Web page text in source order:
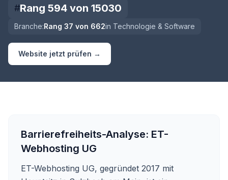
#Rang 594 von 15030
Branche:Rang 37 von 662in Technologie & Software
Website jetzt prüfen →
Barrierefreiheits-Analyse: ET-
Webhosting UG
ET-Webhosting UG, gegründet 2017 mit